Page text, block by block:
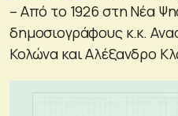
– Από το 1926 στη Νέα
δημοσιογράφους κ.κ.
Κολώνα και Αλέξανδρο